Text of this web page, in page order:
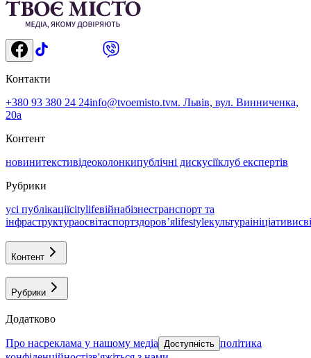
Контакти
+380 93 380 24 24info@tvoemisto.tvм. Львів, вул. Винниченка,
20а
Контент
новинитекстивідеоколонкипублічні дискусіїклуб експертів
Рубрики
усі публікаціїcitylifeвійнабізнестранспорт та
інфраструктураосвітаспортздоровʼяlifestyleкультураініціативи
Контент
Рубрики
Додатково
про насреклама у нашому медіа Доступність політика